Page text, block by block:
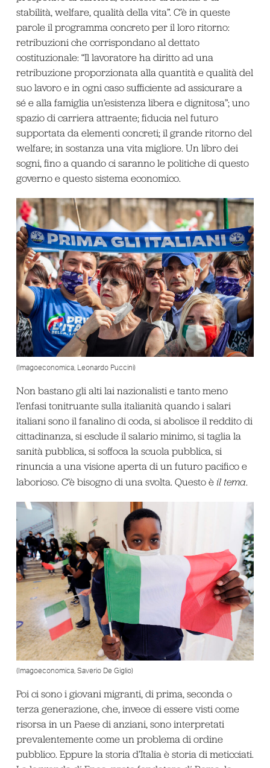
stabilità, welfare, qualità della vita”. C’è in queste
parole il programma concreto per il loro ritorno:
retribuzioni che corrispondano al dettato
costituzionale: “Il lavoratore ha diritto ad una
retribuzione proporzionata alla quantità e qualità del
suo lavoro e in ogni caso sufficiente ad assicurare a
sé e alla famiglia un’esistenza libera e dignitosa”; uno
spazio di carriera attraente; fiducia nel futuro
supportata da elementi concreti; il grande ritorno del
welfare; in sostanza una vita migliore. Un libro dei
sogni, fino a quando ci saranno le politiche di questo
governo e questo sistema economico.
(Imagoeconomica, Leonardo Puccini)
Non bastano gli alti lai nazionalisti e tanto meno
l’enfasi tonitruante sulla italianità quando i salari
italiani sono il fanalino di coda, si abolisce il reddito di
cittadinanza, si esclude il salario minimo, si taglia la
sanità pubblica, si soffoca la scuola pubblica, si
rinuncia a una visione aperta di un futuro pacifico e
laborioso. C’è bisogno di una svolta. Questo è il tema.
(Imagoeconomica, Saverio De Giglio)
Poi ci sono i giovani migranti, di prima, seconda o
terza generazione, che, invece di essere visti come
risorsa in un Paese di anziani, sono interpretati
prevalentemente come un problema di ordine
pubblico. Eppure la storia d’Italia è storia di meticciati.